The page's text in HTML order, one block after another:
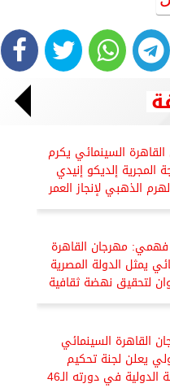
السينمائي يكرم
المجریة إلديكو إنيدي
الذهبي لإنجاز العمر
مهرجان القاهرة
يمثل الدولة المصرية
لتحقيق نهضة ثقافية
القاهرة السينمائي
يعلن لجنة تحكيم
الدولية في دورته الـ46